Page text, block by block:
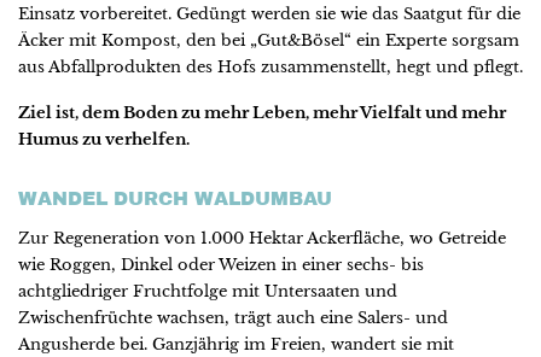
Einsatz vorbereitet. Gedüngt werden sie wie das Saatgut für die
Äcker mit Kompost, den bei „Gut&Bösel“ ein Experte sorgsam
aus Abfallprodukten des Hofs zusammenstellt, hegt und pflegt.
Ziel ist, dem Boden zu mehr Leben, mehr Vielfalt und mehr
Humus zu verhelfen.
WANDEL DURCH WALDUMBAU
Zur Regeneration von 1.000 Hektar Ackerfläche, wo Getreide
wie Roggen, Dinkel oder Weizen in einer sechs- bis
achtgliedriger Fruchtfolge mit Untersaaten und
Zwischenfrüchte wachsen, trägt auch eine Salers- und
Angusherde bei. Ganzjährig im Freien, wandert sie mit